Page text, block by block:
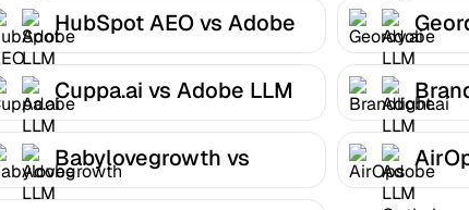
HubSpot AEO vs Adobe
LLM Optimizer
Cuppa.ai vs Adobe LLM
Optimizer
LLM
Babylovegrowth vs
Adobe LLM Optimizer